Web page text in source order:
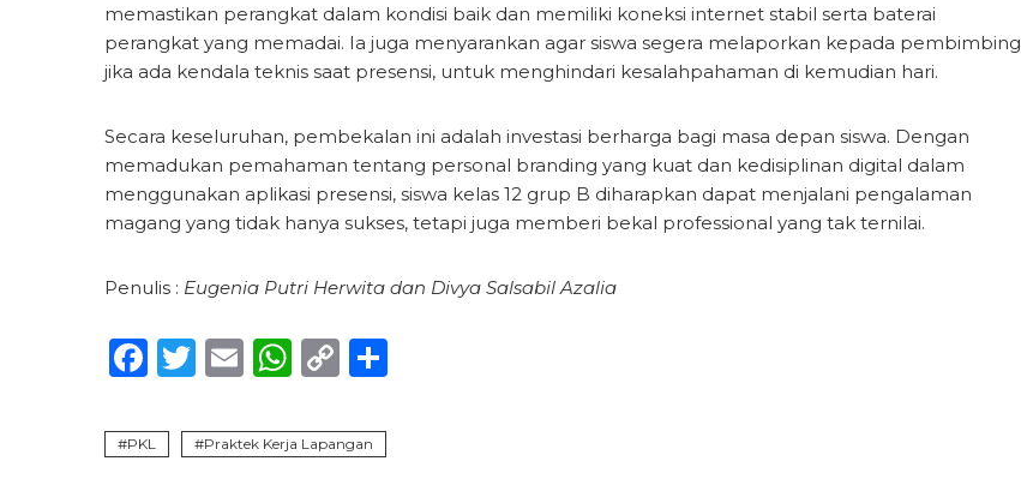
memastikan perangkat dalam kondisi baik dan memiliki koneksi internet stabil serta baterai
perangkat yang memadai. Ia juga menyarankan agar siswa segera melaporkan kepada pembimbing
jika ada kendala teknis saat presensi, untuk menghindari kesalahpahaman di kemudian hari.
Secara keseluruhan, pembekalan ini adalah investasi berharga bagi masa depan siswa. Dengan
memadukan pemahaman tentang personal branding yang kuat dan kedisiplinan digital dalam
menggunakan aplikasi presensi, siswa kelas 12 grup B diharapkan dapat menjalani pengalaman
magang yang tidak hanya sukses, tetapi juga memberi bekal professional yang tak ternilai.
Penulis : Eugenia Putri Herwita dan Divya Salsabil Azalia
Facebook
Twitter
EmailWhatsApp
Copy
PKL Praktek Kerja Lapangan